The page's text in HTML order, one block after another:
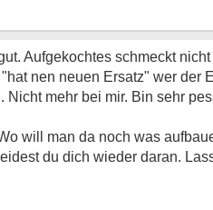
Aufgekochtes schmeckt nicht
nen neuen Ersatz" wer der
mehr bei mir. Bin sehr
will man da noch was
du dich wieder daran.